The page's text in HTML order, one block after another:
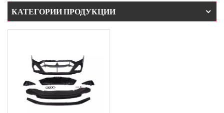
КАТЕГОРИИ ПРОДУКЦИИ